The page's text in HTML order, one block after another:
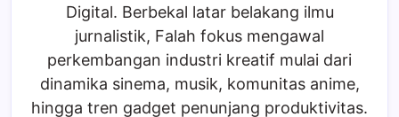
Digital. Berbekal latar belakang ilmu
jurnalistik, Falah fokus mengawal
perkembangan industri kreatif mulai dari
dinamika sinema, musik, komunitas anime,
hingga tren gadget penunjang produktivitas.